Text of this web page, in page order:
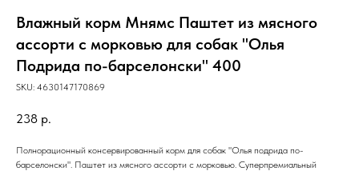
Влажный корм Мнямс Паштет из мясного
ассорти с морковью для собак "Олья
Подрида по-барселонски" 400
SKU: 4630147170869
238 р.
Полнорационный консервированный корм для собак "Олья подрида по-
барселонски". Паштет из мясного ассорти с морковью. Суперпремиальный